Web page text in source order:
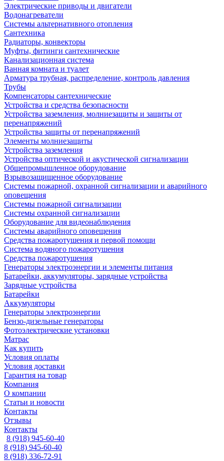
Электрические приводы и двигатели
Водонагреватели
Системы альтернативного отопления
Сантехника
Радиаторы, конвекторы
Муфты, фитинги сантехнические
Канализационная система
Ванная комната и туалет
Арматура трубная, распределение, контроль давления
Трубы
Компенсаторы сантехнические
Устройства и средства безопасности
Устройства заземления, молниезащиты и защиты от
перенапряжений
Устройства защиты от перенапряжений
Элементы молниезащиты
Устройства заземления
Устройства оптической и акустической сигнализации
Общепромышленное оборудование
Взрывозащищенное оборудование
Системы пожарной, охранной сигнализации и аварийного
оповещения
Системы пожарной сигнализации
Системы охранной сигнализации
Оборудование для видеонаблюдения
Системы аварийного оповещения
Средства пожаротушения и первой помощи
Система водяного пожаротушения
Средства пожаротушения
Генераторы электроэнергии и элементы питания
Батарейки, аккумуляторы, зарядные устройства
Зарядные устройства
Батарейки
Аккумуляторы
Генераторы электроэнергии
Бензо-дизельные генераторы
Фотоэлектрические установки
Матрас
Как купить
Условия оплаты
Условия доставки
Гарантия на товар
Компания
О компании
Статьи и новости
Контакты
Отзывы
Контакты
8 (918) 945-60-40
8 (918) 945-60-40
8 (918) 336-72-91